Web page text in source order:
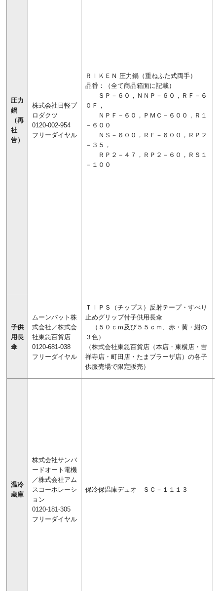
圧力
鍋
（再
社
告）
株式会社日軽プ
ロダクツ
0120-002-954
フリーダイヤル
ＲＩＫＥＮ 圧力鍋（重ねふた式両手）
品番：（全て商品箱面に記載）
ＳＰ－６０，ＮＮＰ－６０，ＲＦ－６
０Ｆ，
ＮＰＦ－６０，ＰＭＣ－６００，Ｒ１
－６００
ＮＳ－６００，ＲＥ－６００，ＲＰ２
－３５，
ＲＰ２－４７，ＲＰ２－６０，ＲＳ１
－１００
子供
用長
傘
ムーンバット株
式会社／株式会
社東急百貨店
0120-681-038
フリーダイヤル
ＴＩＰＳ（チップス）反射テープ・すべり
止めグリップ付子供用長傘
（５０ｃｍ及び５５ｃｍ、赤・黄・紺の
３色）
（株式会社東急百貨店（本店・東横店・吉
祥寺店・町田店・たまプラーザ店）の各子
供服売場で限定販売）
温冷
蔵庫
株式会社サンバ
ードオート電機
／株式会社アム
スコーポレーシ
ョン
0120-181-305
フリーダイヤル
保冷保温庫デュオ ＳＣ－１１１３